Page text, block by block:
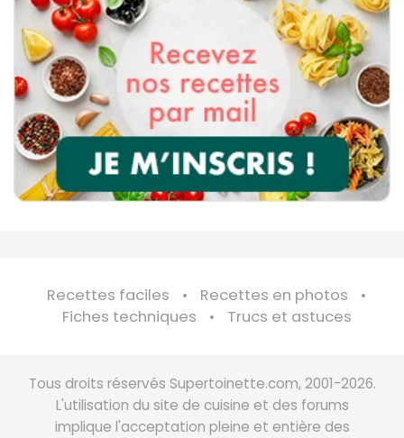
Recettes faciles
Recettes en photos
Fiches techniques
Trucs et astuces
Tous droits réservés Supertoinette.com, 2001-2026.
L'utilisation du site de cuisine et des forums
implique l'acceptation pleine et entière des